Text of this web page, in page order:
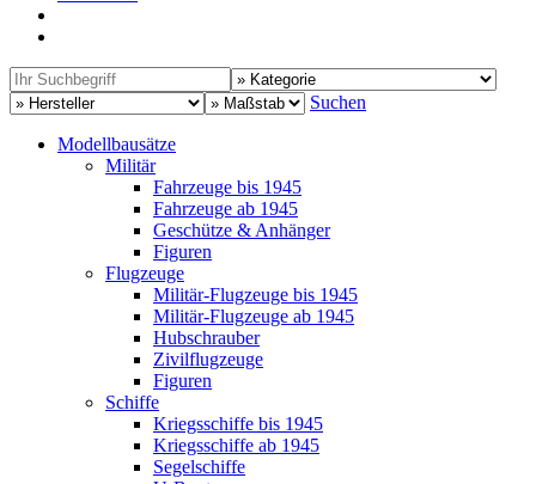
Suchen
Modellbausätze
Militär
Fahrzeuge bis 1945
Fahrzeuge ab 1945
Geschütze & Anhänger
Figuren
Flugzeuge
Militär-Flugzeuge bis 1945
Militär-Flugzeuge ab 1945
Hubschrauber
Zivilflugzeuge
Figuren
Schiffe
Kriegsschiffe bis 1945
Kriegsschiffe ab 1945
Segelschiffe